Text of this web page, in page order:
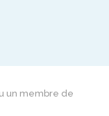
un membre de